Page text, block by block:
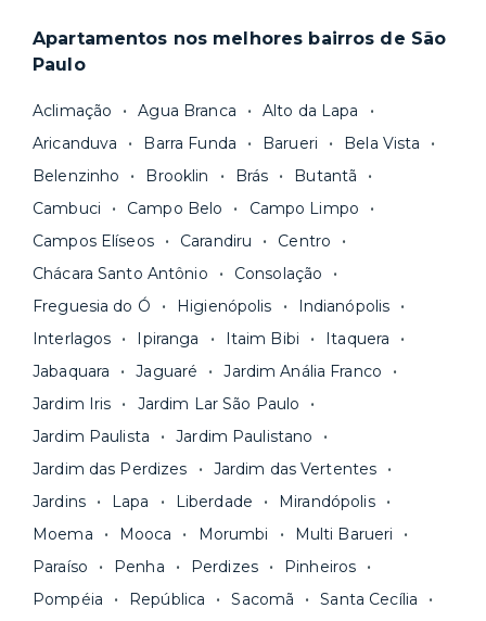
Apartamentos nos melhores bairros de São
Paulo
Aclimação Agua Branca
Alto da Lapa
Aricanduva
Barra Funda Barueri
Bela Vista
Belenzinho
Brooklin Brás
Butantã
Cambuci
Campo Belo
Campo Limpo
Campos Elíseos
Carandiru
Centro
Chácara Santo Antônio
Consolação
Freguesia do Ó
Higienópolis
Indianópolis
Interlagos
Ipiranga Itaim Bibi
Itaquera
Jabaquara
Jaguaré
Jardim Anália Franco
Jardim Iris
Jardim Lar São Paulo
Jardim Paulista
Jardim Paulistano
Jardim das Perdizes
Jardim das Vertentes
Jardins
Lapa Liberdade
Mirandópolis
Moema
Mooca Morumbi
Multi Barueri
Paraíso
Penha Perdizes
Pinheiros
Pompéia
República Sacomã
Santa Cecília